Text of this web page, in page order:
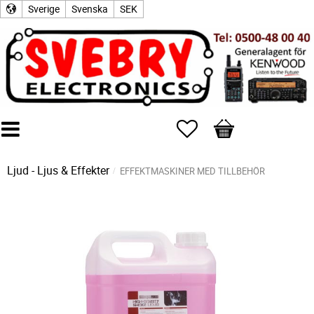
Sverige Svenska SEK
Favoriter
Kundvagn
Ljud - Ljus & Effekter EFFEKTMASKINER MED TILLBEHÖR